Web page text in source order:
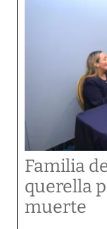
Familia
querella
muerte